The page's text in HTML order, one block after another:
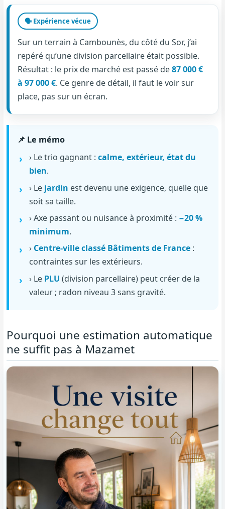
🗣️ Expérience vécue
Sur un terrain à Cambounès, du côté du Sor, j’ai
repéré qu’une division parcellaire était possible.
Résultat : le prix de marché est passé de87 000 €
à 97 000 €. Ce genre de détail, il faut le voir sur
place, pas sur un écran.
📌 Le mémo
› Le trio gagnant :calme, extérieur, état du
bien.
› Le jardin est devenu une exigence, quelle que
soit sa taille.
› Axe passant ou nuisance à proximité : −20 %
minimum.
› Centre-ville classé Bâtiments de France :
contraintes sur les extérieurs.
› Le PLU (division parcellaire) peut créer de la
valeur ; radon niveau 3 sans gravité.
Pourquoi une estimation automatique
ne suffit pas à Mazamet